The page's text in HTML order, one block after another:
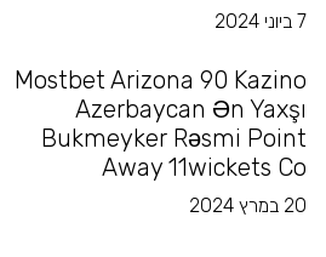
7 ביוני 2024
Mostbet Arizona 90 Kazino
Azerbaycan Ən Yaxşı
Bukmeyker Rəsmi Point
Away 11wickets Co
20 במרץ 2024